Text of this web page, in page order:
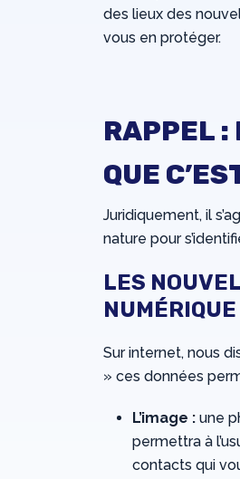
des lieux des
vous en protéger.
RAPPEL :
QUE
Juridiquement, il
nature pour
LES
NUMÉRIQUE
Sur internet, nous
» ces données
L’image : une
permettra à
contacts qui